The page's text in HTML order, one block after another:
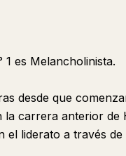
1 es Melancholinista.
desde que
la carrera anterior
el liderato a través